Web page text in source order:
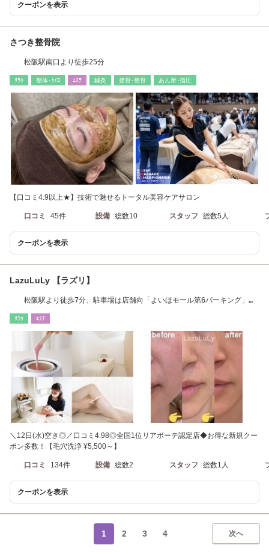
クーポンを表示
さつき整骨院
松阪駅南口より徒歩25分
ﾘﾗｸ 整体･ｶｲﾛ ｴｽﾃ 鍼灸 接骨･整骨 あん摩･指圧
【口コミ4.9以上★】技術で魅せるトータル美容ケアサロン
口コミ 45件 設備 総数10 スタッフ 総数5人
クーポンを表示
LazuLuLy 【ラズリ】
松阪駅より徒歩7分、駐車場は店舗向「よいほモール第6パーキング」を
ﾘﾗｸ ｴｽﾃ
＼12日(水)空き◎／口コミ4.98◎全国1位リアボーテ認定店◆お得な新規クー
ポン多数！【毛穴洗浄 ¥5,500～】
口コミ 134件 設備 総数2 スタッフ 総数1人
クーポンを表示
次へ
1 2 3 4